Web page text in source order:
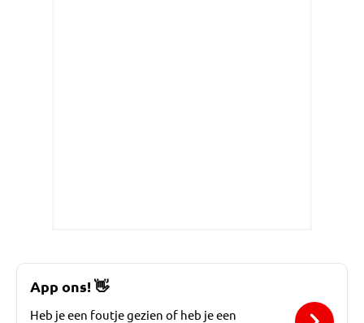
App ons!👋
Heb je een foutje gezien of heb je een